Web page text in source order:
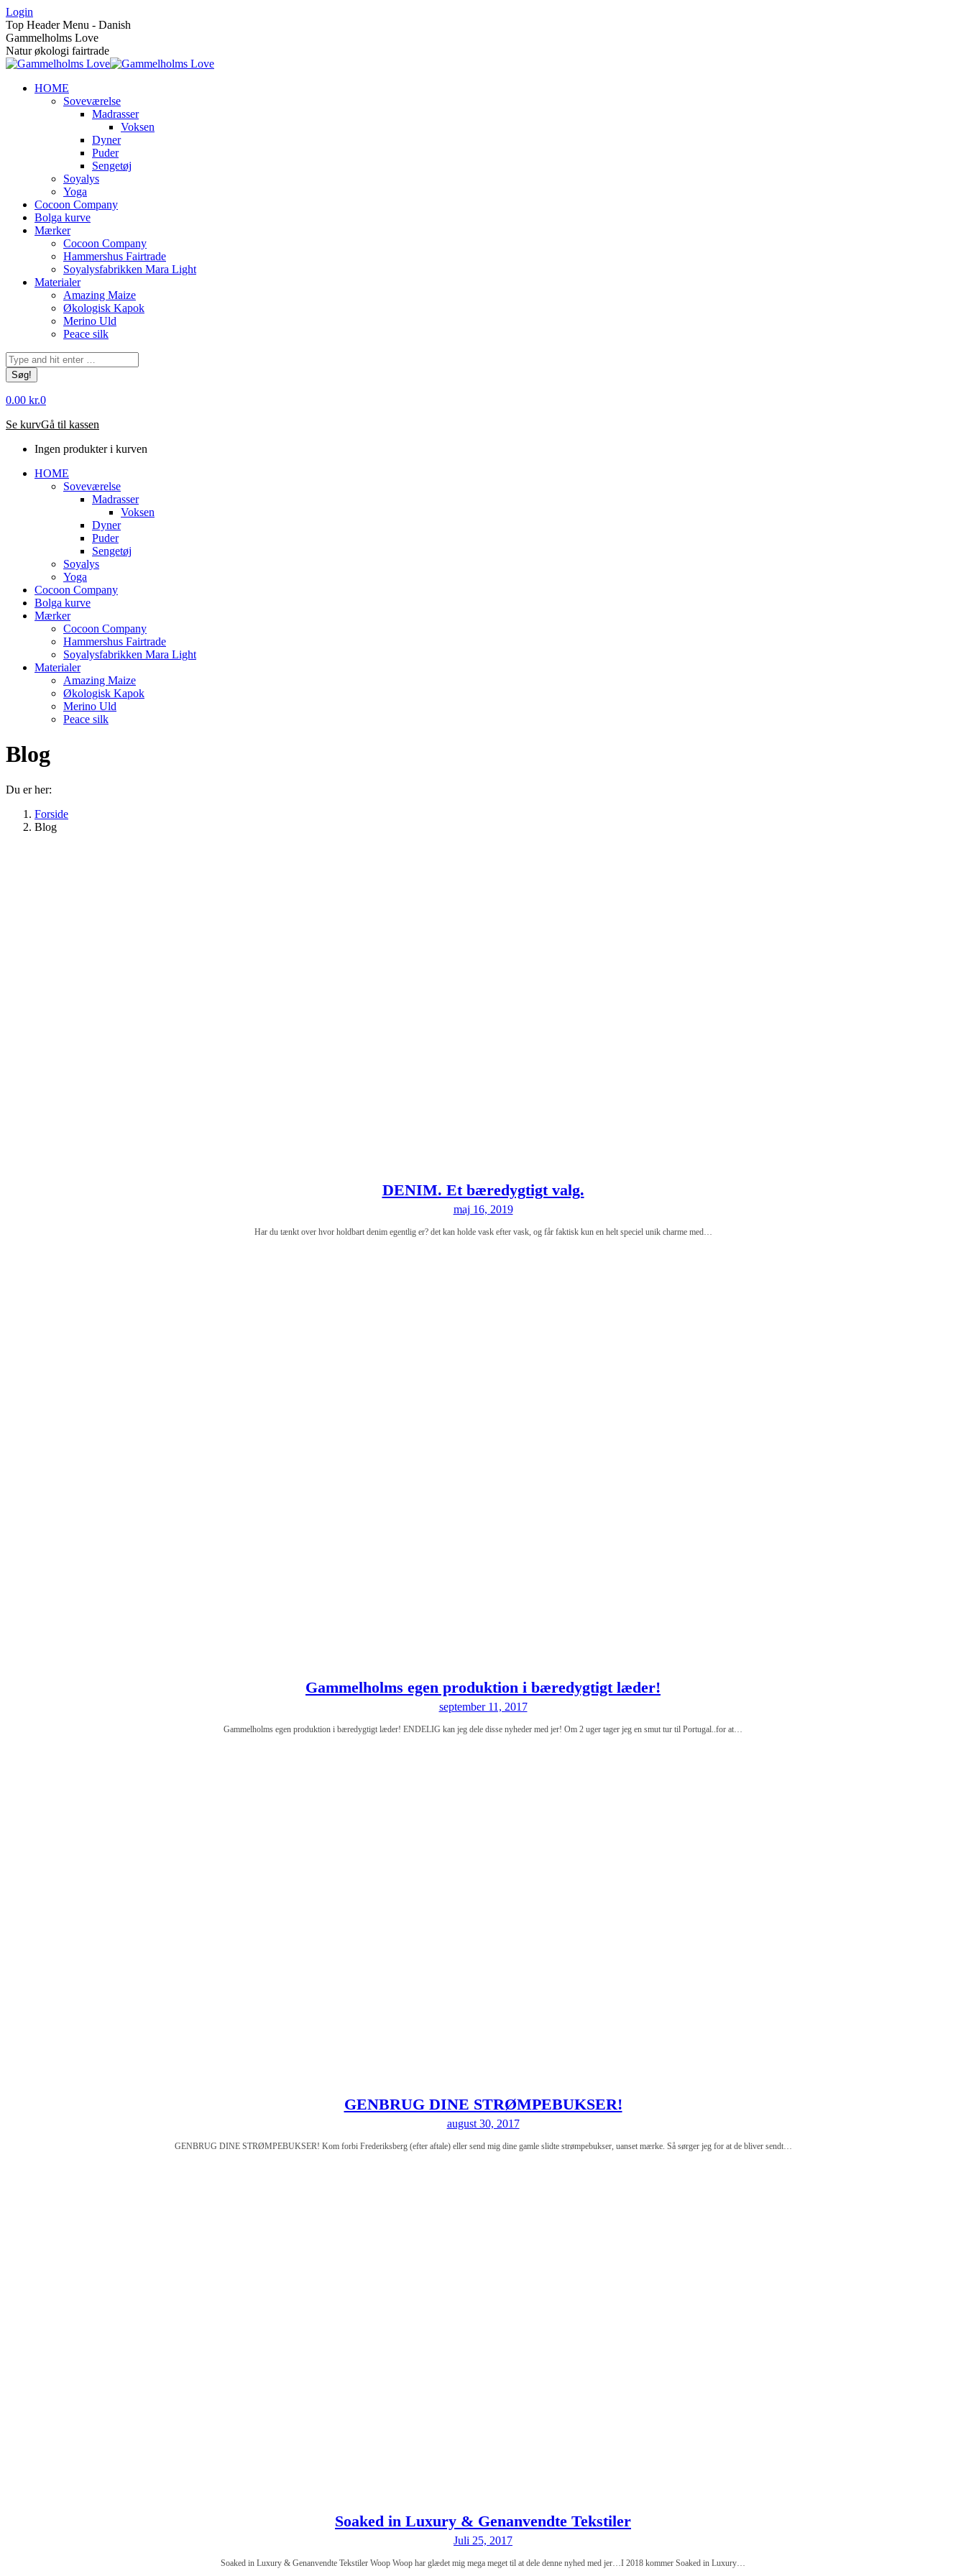
Skip
to
content
Login
Top Header Menu - Danish
Gammelholms Love
Natur økologi fairtrade
HOME
Soveværelse
Madrasser
Voksen
Dyner
Puder
Sengetøj
Soyalys
Yoga
Cocoon Company
Bolga kurve
Mærker
Cocoon Company
Hammershus Fairtrade
Soyalysfabrikken Mara Light
Materialer
Amazing Maize
Økologisk Kapok
Merino Uld
Peace silk
Søg:
0.00 kr.0
Se kurvGå til kassen
Ingen produkter i kurven
HOME
Soveværelse
Madrasser
Voksen
Dyner
Puder
Sengetøj
Soyalys
Yoga
Cocoon Company
Bolga kurve
Mærker
Cocoon Company
Hammershus Fairtrade
Soyalysfabrikken Mara Light
Materialer
Amazing Maize
Økologisk Kapok
Merino Uld
Peace silk
Blog
Du er her:
Forside
Blog
DENIM. Et bæredygtigt valg.
maj 16, 2019
Har du tænkt over hvor holdbart denim egentlig er? det kan holde vask efter vask, og får faktisk kun en helt speciel unik charme med…
Gammelholms egen produktion i bæredygtigt læder!
september 11, 2017
Gammelholms egen produktion i bæredygtigt læder! ENDELIG kan jeg dele disse nyheder med jer! Om 2 uger tager jeg en smut tur til Portugal..for at…
GENBRUG DINE STRØMPEBUKSER!
august 30, 2017
GENBRUG DINE STRØMPEBUKSER! Kom forbi Frederiksberg (efter aftale) eller send mig dine gamle slidte strømpebukser, uanset mærke. Så sørger jeg for at de bliver sendt…
Soaked in Luxury & Genanvendte Tekstiler
Juli 25, 2017
Soaked in Luxury & Genanvendte Tekstiler Woop Woop har glædet mig mega meget til at dele denne nyhed med jer…I 2018 kommer Soaked in Luxury…